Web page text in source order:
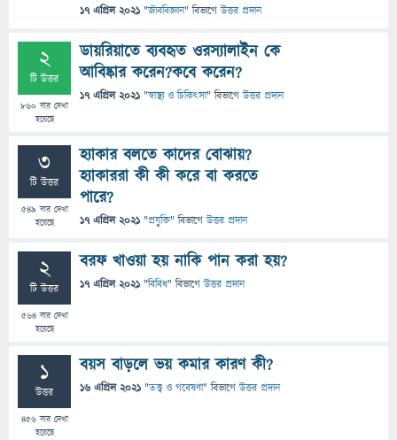
17 এপ্রিল 2021 "জীববিজ্ঞান" বিভাগে উত্তর প্রদান
2
টি উত্তর
860 বার দেখা
হয়েছে
ডায়রিয়াতে ব্যবহৃত ওরস্যালাইন কে
আবিষ্কার করেন?কবে করেন?
17 এপ্রিল 2021 "স্বাস্থ্য ও চিকিৎসা" বিভাগে উত্তর প্রদান
3
টি উত্তর
549 বার দেখা
হয়েছে
হ্যাকার বলতে কাদের বোঝায়?
হ্যাকাররা কী কী করে বা করতে
পারে?
17 এপ্রিল 2021 "প্রযুক্তি" বিভাগে উত্তর প্রদান
2
টি উত্তর
564বার দেখা
হয়েছে
বরফ খাওয়া হয় নাকি পান করা হয়?
17 এপ্রিল 2021 "বিবিধ" বিভাগে উত্তর প্রদান
1
উত্তর
456বার দেখা
হয়েছে
বয়স বাড়লে ভয় কমার কারণ কী?
16 এপ্রিল 2021 "তত্ত্ব ও গবেষণা" বিভাগে উত্তর প্রদান